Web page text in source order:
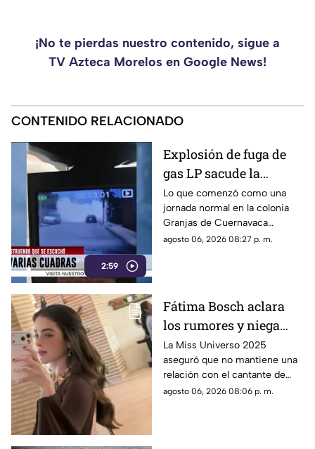
¡No te pierdas nuestro contenido, sigue a
TV Azteca Morelos en Google News!
CONTENIDO RELACIONADO
2:59
Explosión de fuga de
gas LP sacude la
colonia Las Granjas
Lo que comenzó como una
jornada normal en la colonia
Granjas de Cuernavaca
terminó en una movilización
agosto 06, 2026 08:27 p. m.
Fátima Bosch aclara
los rumores y niega
tener un romance con
Natanael Cano
La Miss Universo 2025
aseguró que no mantiene una
relación con el cantante de
corridos tumbados.
agosto 06, 2026 08:06 p. m.